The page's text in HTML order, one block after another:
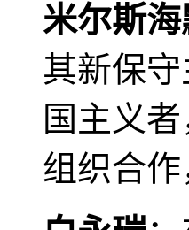
米尔斯海
其新保
国主义
组织合